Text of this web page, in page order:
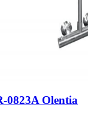
0823A Olentia